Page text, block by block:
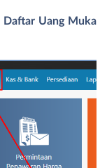
Daftar Uang Muka